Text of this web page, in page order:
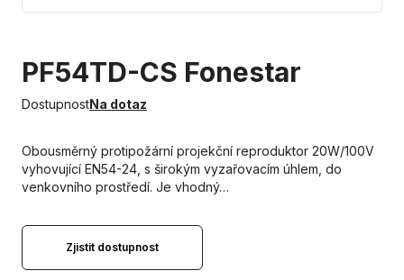
PF54TD-CS Fonestar
DostupnostNa dotaz
Obousměrný protipožární projekční reproduktor 20W/100V
vyhovující EN54-24, s širokým vyzařovacím úhlem, do
venkovního prostředí. Je vhodný…
Zjistit dostupnost